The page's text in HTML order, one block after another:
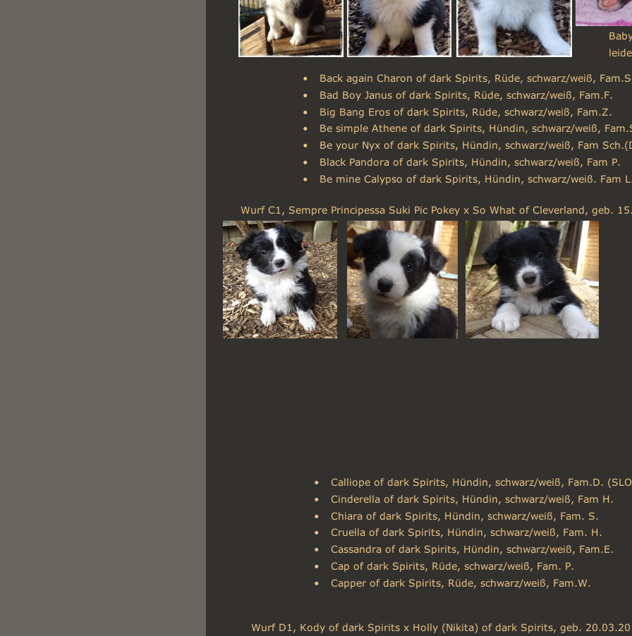
• Back again Charon of dark Spirits, Rüde, schwarz/weiß,
• Bad Boy Janus of dark Spirits, Rüde, schwarz/weiß, Fam.F.
• Big Bang Eros of dark Spirits, Rüde, schwarz/weiß, Fam.Z.
• Be simple Athene of dark Spirits, Hündin, schwarz/weiß,
• Be your Nyx of dark Spirits, Hündin, schwarz/weiß, Fam
• Black Pandora of dark Spirits, Hündin, schwarz/weiß, Fam P.
• Be mine Calypso of dark Spirits, Hündin, schwarz/weiß. Fam
Wurf C1, Sempre Principessa Suki Pic Pokey x So What of Cleverland, geb.
• Calliope of dark Spirits, Hündin, schwarz/weiß, Fam.D.
• Cinderella of dark Spirits, Hündin, schwarz/weiß, Fam H.
• Chiara of dark Spirits, Hündin, schwarz/weiß, Fam. S.
• Cruella of dark Spirits, Hündin, schwarz/weiß, Fam. H.
• Cassandra of dark Spirits, Hündin, schwarz/weiß, Fam.E.
• Cap of dark Spirits, Rüde, schwarz/weiß, Fam. P.
• Capper of dark Spirits, Rüde, schwarz/weiß, Fam.W.
Wurf D1, Kody of dark Spirits x Holly (Nikita) of dark Spirits, geb.